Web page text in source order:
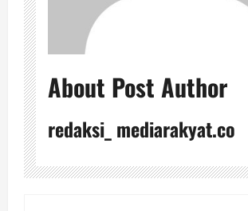
About Post Author
redaksi_ mediarakyat.co